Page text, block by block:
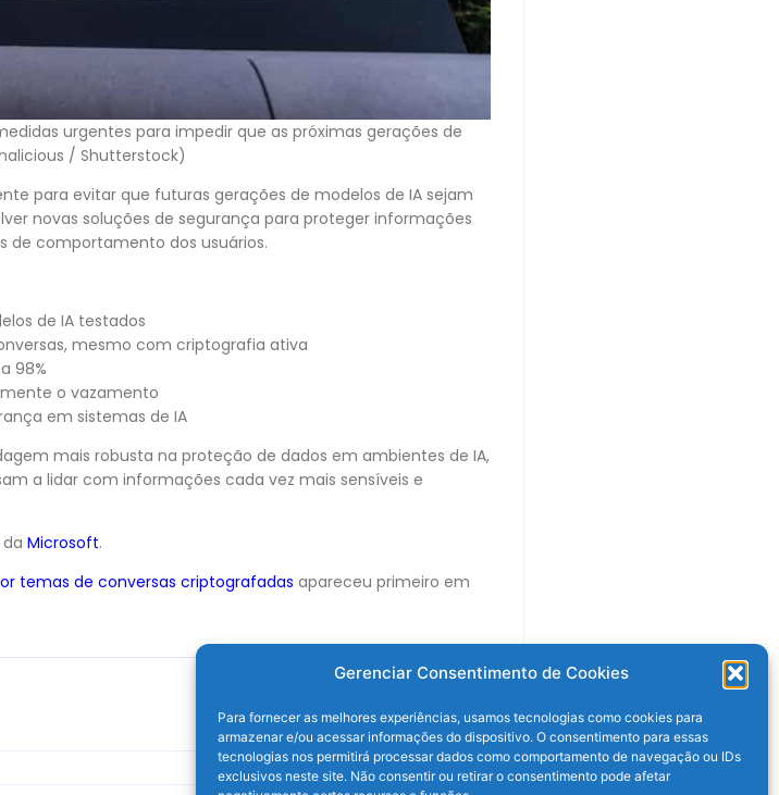
Gerenciar Consentimento de Cookies
Para fornecer as melhores experiências, usamos tecnologias como cookies para
armazenar e/ou acessar informações do dispositivo. O consentimento para essas
tecnologias nos permitirá processar dados como comportamento de navegação ou IDs
exclusivos neste site. Não consentir ou retirar o consentimento pode afetar
urgentes para impedir que as próximas gerações de
/ Shutterstock)
para evitar que futuras gerações de modelos de IA sejam
novas soluções de segurança para proteger informações
de comportamento dos usuários.
de IA testados
mesmo com criptografia ativa
98%
o vazamento
em sistemas de IA
mais robusta na proteção de dados em ambientes de IA,
a lidar com informações cada vez mais sensíveis e
Microsoft.
temas de conversas criptografadas apareceu primeiro em